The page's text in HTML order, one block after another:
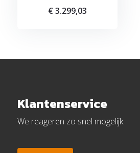
€ 3.299,03
Klantenservice
We reageren zo snel mogelijk.